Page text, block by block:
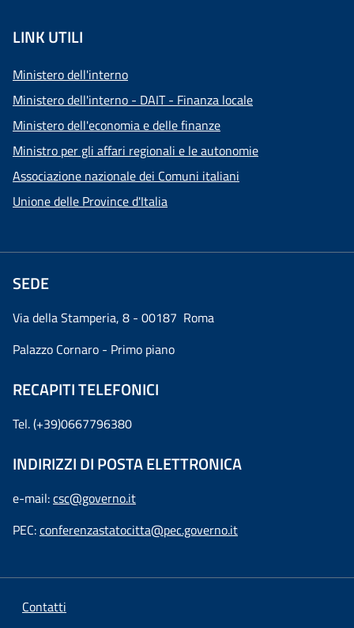
LINK UTILI
Ministero dell'interno
Ministero dell'interno - DAIT - Finanza locale
Ministero dell'economia e delle finanze
Ministro per gli affari regionali e le autonomie
Associazione nazionale dei Comuni italiani
Unione delle Province d'Italia
SEDE
Via della Stamperia, 8 - 00187 Roma
Palazzo Cornaro - Primo piano
RECAPITI TELEFONICI
Tel. (+39)0667796380
INDIRIZZI DI POSTA ELETTRONICA
e-mail:csc@governo.it
PEC:conferenzastatocitta@pec.governo.it
Contatti